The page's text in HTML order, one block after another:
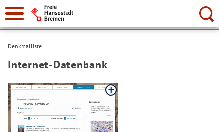
Suche:
Denkmalliste
Internet-Datenbank